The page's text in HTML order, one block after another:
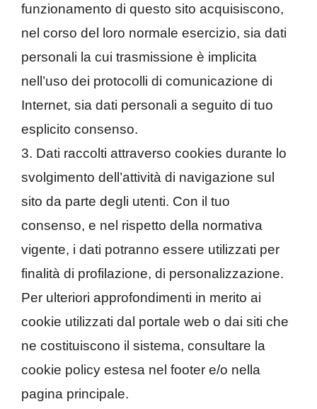
funzionamento di questo sito acquisiscono,
nel corso del loro normale esercizio, sia dati
personali la cui trasmissione è implicita
nell’uso dei protocolli di comunicazione di
Internet, sia dati personali a seguito di tuo
esplicito consenso.
3. Dati raccolti attraverso cookies durante lo
svolgimento dell’attività di navigazione sul
sito da parte degli utenti. Con il tuo
consenso, e nel rispetto della normativa
vigente, i dati potranno essere utilizzati per
finalità di profilazione, di personalizzazione.
Per ulteriori approfondimenti in merito ai
cookie utilizzati dal portale web o dai siti che
ne costituiscono il sistema, consultare la
cookie policy estesa nel footer e/o nella
pagina principale.